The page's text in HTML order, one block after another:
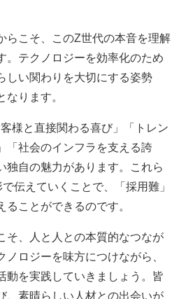
らこそ、このZ世代の本音を理解
。テクノロジーを効率化のため
しい関わりを大切にする姿勢
なります。
様と直接関わる喜び」「トレン
「社会のインフラを支える誇
独自の魅力があります。これら
伝えていくことで、「採用難」
ることができるのです。
そ、人と人との本質的なつなが
ノロジーを味方につけながら、
動を実践していきましょう。皆
、素晴らしい人材との出会いが